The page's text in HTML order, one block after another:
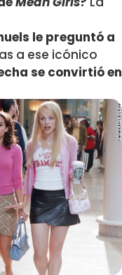
le preguntó a
a ese icónico
se convirtió en